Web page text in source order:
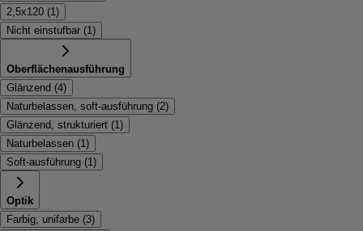
2,5x120 (1)
Nicht einstufbar (1)
Oberflächenausführung
Glänzend (4)
Naturbelassen, soft-ausführung (2)
Glänzend, strukturiert (1)
Naturbelassen (1)
Soft-ausführung (1)
Optik
Farbig, unifarbe (3)